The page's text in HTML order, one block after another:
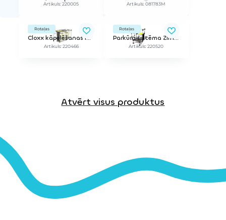
Artikuls: 220005 Artikuls: 081783M
Rotaļas
Cloxx kāpelēšanas iekārta Stroncijs
Artikuls: 220466
Rotaļas
Parkūra sistēma Zirnekļa būris S
Artikuls: 220520
Atvērt visus produktus